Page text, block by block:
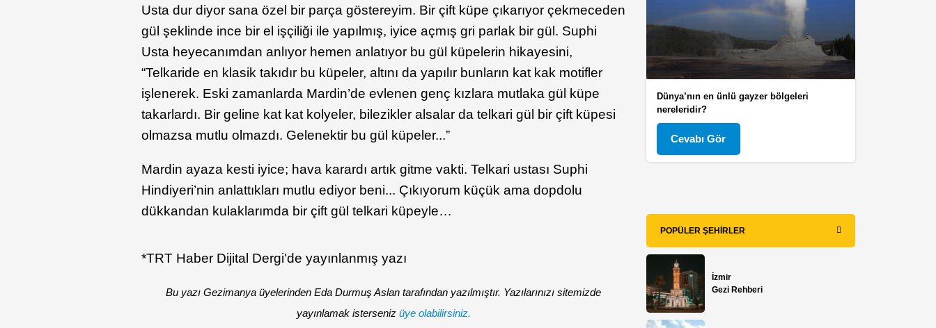
Usta dur diyor sana özel bir parça göstereyim. Bir çift küpe çıkarıyor çekmeceden
gül şeklinde ince bir el işçiliği ile yapılmış, iyice açmış gri parlak bir gül. Suphi
Usta heyecanımdan anlıyor hemen anlatıyor bu gül küpelerin hikayesini,
“Telkaride en klasik takıdır bu küpeler, altını da yapılır bunların kat kak motifler
işlenerek. Eski zamanlarda Mardin’de evlenen genç kızlara mutlaka gül küpe
takarlardı. Bir geline kat kat kolyeler, bilezikler alsalar da telkari gül bir çift küpesi
olmazsa mutlu olmazdı. Gelenektir bu gül küpeler...”
Mardin ayaza kesti iyice; hava karardı artık gitme vakti. Telkari ustası Suphi
Hindiyeri’nin anlattıkları mutlu ediyor beni... Çıkıyorum küçük ama dopdolu
dükkandan kulaklarımda bir çift gül telkari küpeyle…
*TRT Haber Dijital Dergi'de yayınlanmış yazı
Bu yazı Gezimanya üyelerinden Eda Durmuş Aslan tarafından yazılmıştır. Yazılarınızı sitemizde
yayınlamak isterseniz üye olabilirsiniz.
Dünya’nın en ünlü gayzer bölgeleri
nereleridir?
Cevabı Gör
POPÜLER ŞEHIRLER
İzmir
Gezi Rehberi